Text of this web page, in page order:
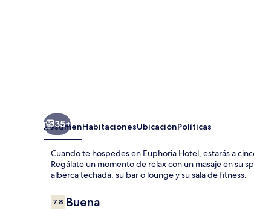
35+
ResumenHabitacionesUbicaciónPolíticas
Cuando te hospedes en Euphoria Hotel, estarás a
Regálate un momento de relax con un masaje en su
alberca techada, su bar o lounge y su sala de fitness.
Opiniones
7.87.8 de 10,
Buena